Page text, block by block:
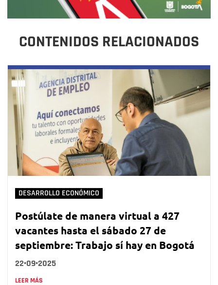
CONTENIDOS RELACIONADOS
DESARROLLO ECONÓMICO
Postúlate de manera virtual a 427
vacantes hasta el sábado 27 de
septiembre: Trabajo sí hay en Bogotá
22•09•2025
LEER MÁS